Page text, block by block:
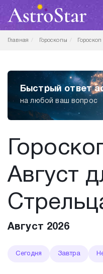
Главная Гороскопы
Быстрый ответ
на любой ваш вопрос
Август
Август 2026
Сегодня Завтра